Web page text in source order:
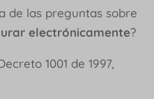
de las preguntas sobre
electrónicamente?
1001 de 1997,